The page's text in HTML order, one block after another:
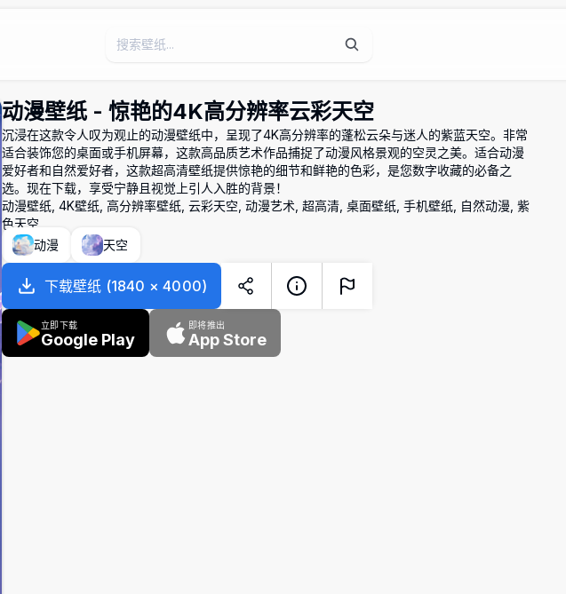
动漫壁纸 - 惊艳的4K高分辨率云彩天空
沉浸在这款令人叹为观止的动漫壁纸中，呈现了4K高分辨率的蓬松云朵与迷人的紫蓝天空。非常
适合装饰您的桌面或手机屏幕，这款高品质艺术作品捕捉了动漫风格景观的空灵之美。适合动漫
爱好者和自然爱好者，这款超高清壁纸提供惊艳的细节和鲜艳的色彩，是您数字收藏的必备之
选。现在下载，享受宁静且视觉上引人入胜的背景！
动漫壁纸, 4K壁纸, 高分辨率壁纸, 云彩天空, 动漫艺术, 超高清, 桌面壁纸, 手机壁纸, 自然动漫, 紫
色天空
动漫
天空
下载壁纸 (1840 ×4000)
立即下载
Google Play
即将推出
App Store